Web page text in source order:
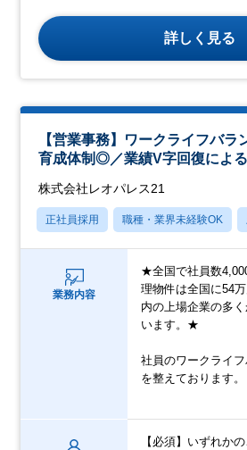
詳しく見る
【営業事務】ワークライフバラ
育成体制◎／業績V字回復によ
株式会社レオパレス21
正社員採用 職種・業界未経験OK
業務内容
★全国で社員数
理物件は全国に54
内の上場企業の多
います。★
社員のワークライ
を整えております。
【必須】いずれか